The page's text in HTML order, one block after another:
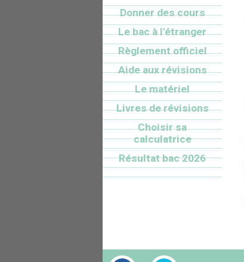
Donner des cours
Le bac à l'étranger
Règlement officiel
Aide aux révisions
Le matériel
Livres de révisions
Choisir sa
calculatrice
Résultat bac 2026